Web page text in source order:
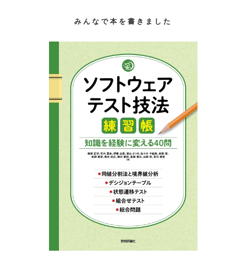
みんなで本を書きました